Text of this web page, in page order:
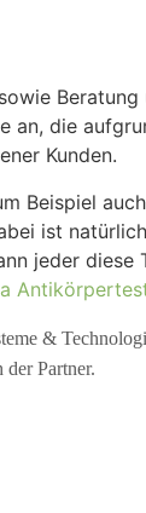
die
Kunden.
Beispiel
ist
jeder
&
Partner.